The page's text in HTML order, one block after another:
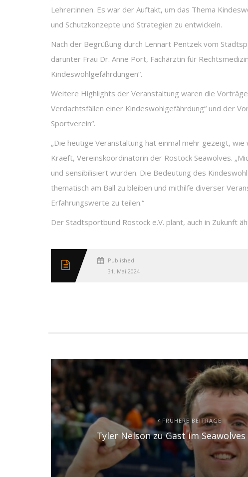
Lehrer:innen. Es war der Auftakt, um das Thema
und Schutzkonzepte und Strategien zu entwickeln.
Nach der Begrüßung durch Lennart Pentzek vom
darunter Frau Dr. Anne Port, Fachärztin für
Kindeswohlgefährdungen“.
Weitere Highlights der Veranstaltung waren die
Verdachtsfällen einer Kindeswohlgefährdung“ und der
Sportverein“.
„Die heutige Veranstaltung hat einmal mehr gezeigt,
Kraeft, Vereinskoordinatorin der Rostock Seawolves.
und sensibilisiert wurden. Die Bedeutung des
thematisch am Ball zu bleiben und mithilfe diverser
Erfahrungswerte zu teilen.“
Der Stadtsportbund Rostock e.V. plant, auch in Zukunft
Published
31. Mai 2024
FRÜHERE BEITRÄGE
Tyler Nelson zu Gast im